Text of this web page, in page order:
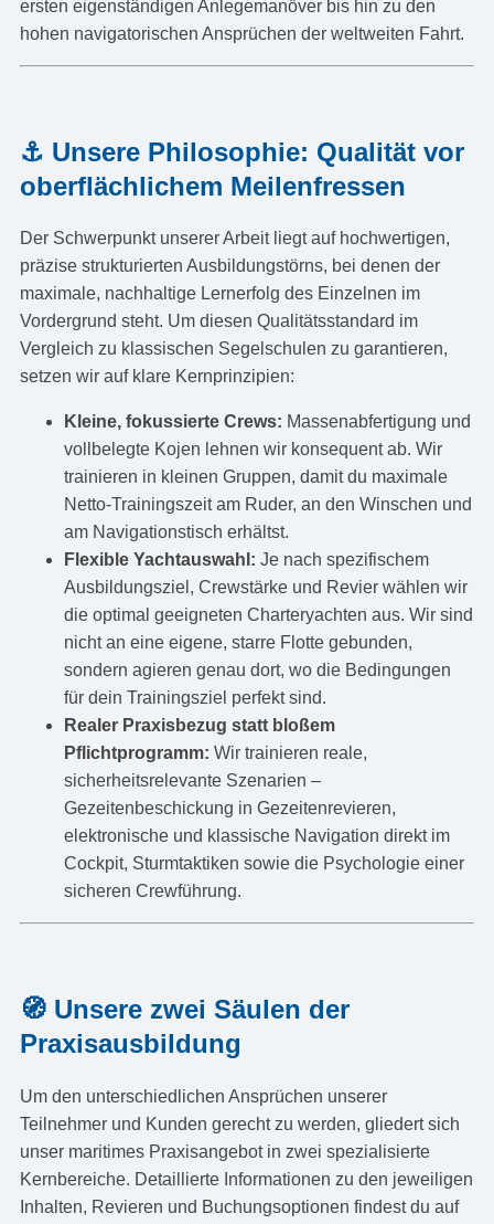
ersten eigenständigen Anlegemanöver bis hin zu den
hohen navigatorischen Ansprüchen der weltweiten Fahrt.
⚓ Unsere Philosophie: Qualität vor
oberflächlichem Meilenfressen
Der Schwerpunkt unserer Arbeit liegt auf hochwertigen,
präzise strukturierten Ausbildungstörns, bei denen der
maximale, nachhaltige Lernerfolg des Einzelnen im
Vordergrund steht. Um diesen Qualitätsstandard im
Vergleich zu klassischen Segelschulen zu garantieren,
setzen wir auf klare Kernprinzipien:
Kleine, fokussierte Crews: Massenabfertigung und
vollbelegte Kojen lehnen wir konsequent ab. Wir
trainieren in kleinen Gruppen, damit du maximale
Netto-Trainingszeit am Ruder, an den Winschen und
am Navigationstisch erhältst.
Flexible Yachtauswahl: Je nach spezifischem
Ausbildungsziel, Crewstärke und Revier wählen wir
die optimal geeigneten Charteryachten aus. Wir sind
nicht an eine eigene, starre Flotte gebunden,
sondern agieren genau dort, wo die Bedingungen
für dein Trainingsziel perfekt sind.
Realer Praxisbezug statt bloßem
Pflichtprogramm: Wir trainieren reale,
sicherheitsrelevante Szenarien –
Gezeitenbeschickung in Gezeitenrevieren,
elektronische und klassische Navigation direkt im
Cockpit, Sturmtaktiken sowie die Psychologie einer
sicheren Crewführung.
🧭 Unsere zwei Säulen der
Praxisausbildung
Um den unterschiedlichen Ansprüchen unserer
Teilnehmer und Kunden gerecht zu werden, gliedert sich
unser maritimes Praxisangebot in zwei spezialisierte
Kernbereiche. Detaillierte Informationen zu den jeweiligen
Inhalten, Revieren und Buchungsoptionen findest du auf